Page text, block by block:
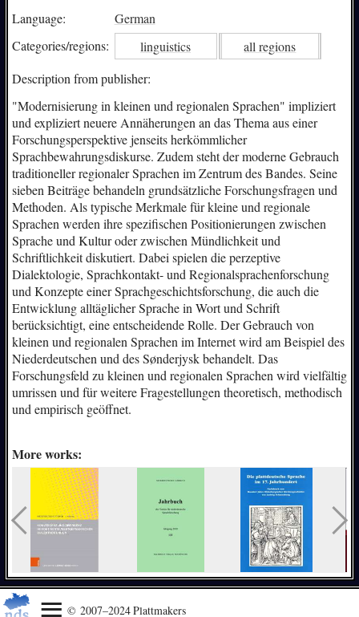
Language:
German
Categories/regions: linguistics
all regions
Description from publisher:
"Modernisierung in kleinen und regionalen Sprachen" impliziert
und expliziert neuere Annäherungen an das Thema aus einer
Forschungsperspektive jenseits herkömmlicher
Sprachbewahrungsdiskurse. Zudem steht der moderne Gebrauch
traditioneller regionaler Sprachen im Zentrum des Bandes. Seine
sieben Beiträge behandeln grundsätzliche Forschungsfragen und
Methoden. Als typische Merkmale für kleine und regionale
Sprachen werden ihre spezifischen Positionierungen zwischen
Sprache und Kultur oder zwischen Mündlichkeit und
Schriftlichkeit diskutiert. Dabei spielen die perzeptive
Dialektologie, Sprachkontakt- und Regionalsprachenforschung
und Konzepte einer Sprachgeschichtsforschung, die auch die
Entwicklung alltäglicher Sprache in Wort und Schrift
berücksichtigt, eine entscheidende Rolle. Der Gebrauch von
kleinen und regionalen Sprachen im Internet wird am Beispiel des
Niederdeutschen und des Sønderjysk behandelt. Das
Forschungsfeld zu kleinen und regionalen Sprachen wird vielfältig
umrissen und für weitere Fragestellungen theoretisch, methodisch
und empirisch geöffnet.
More works:
© 2007–2024 Plattmakers